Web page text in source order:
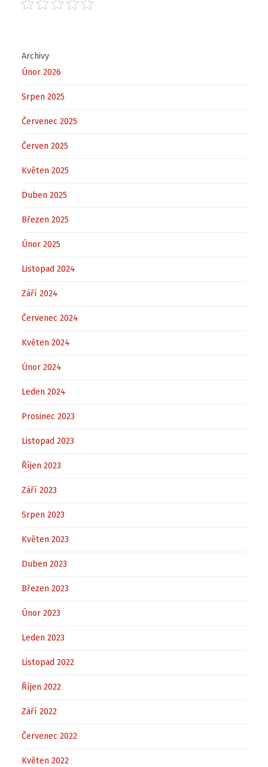
Archivy
Únor 2026
Srpen 2025
Červenec 2025
Červen 2025
Květen 2025
Duben 2025
Březen 2025
Únor 2025
Listopad 2024
Září 2024
Červenec 2024
Květen 2024
Únor 2024
Leden 2024
Prosinec 2023
Listopad 2023
Říjen 2023
Září 2023
Srpen 2023
Květen 2023
Duben 2023
Březen 2023
Únor 2023
Leden 2023
Listopad 2022
Říjen 2022
Září 2022
Červenec 2022
Květen 2022